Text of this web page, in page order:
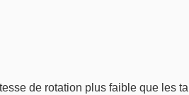
de rotation plus faible que les